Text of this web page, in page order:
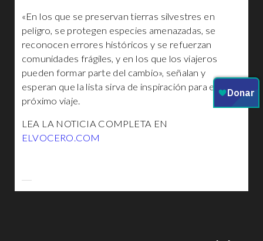
«En los que se preservan tierras silvestres en
peligro, se protegen especies amenazadas, se
reconocen errores históricos y se refuerzan
comunidades frágiles, y en los que los viajeros
pueden formar parte del cambio», señalan y
esperan que la lista sirva de inspiración para el
próximo viaje.
LEA LA NOTICIA COMPLETA EN
ELVOCERO.COM